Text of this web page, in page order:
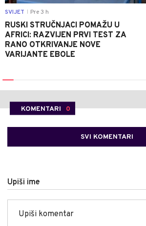
SVIJET Pre 3 h
RUSKI STRUČNJACI POMAŽU U
AFRICI: RAZVIJEN PRVI TEST ZA
RANO OTKRIVANJE NOVE
VARIJANTE EBOLE
KOMENTARI 0
SVI KOMENTARI
Upiši ime